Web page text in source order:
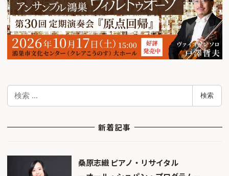
検
検索
新着記事
桑原志織 ピアノ・リサイタル